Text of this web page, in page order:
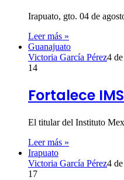
Irapuato, gto. 04 de
Leer más »
Guanajuato
Victoria García Pérez4
14
Fortalece
El titular del Instituto
Leer más »
Irapuato
Victoria García Pérez4
17